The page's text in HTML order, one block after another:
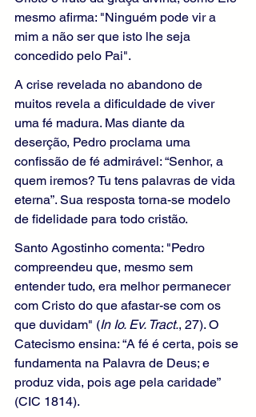
mesmo afirma: "Ninguém pode vir a
mim a não ser que isto lhe seja
concedido pelo Pai".
A crise revelada no abandono de
muitos revela a dificuldade de viver
uma fé madura. Mas diante da
deserção, Pedro proclama uma
confissão de fé admirável: “Senhor, a
quem iremos? Tu tens palavras de vida
eterna”. Sua resposta torna-se modelo
de fidelidade para todo cristão.
Santo Agostinho comenta: "Pedro
compreendeu que, mesmo sem
entender tudo, era melhor permanecer
com Cristo do que afastar-se com os
que duvidam" (In Io. Ev. Tract., 27). O
Catecismo ensina: “A fé é certa, pois se
fundamenta na Palavra de Deus; e
produz vida, pois age pela caridade”
(CIC 1814).